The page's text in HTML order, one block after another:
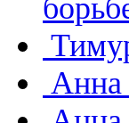
Анна